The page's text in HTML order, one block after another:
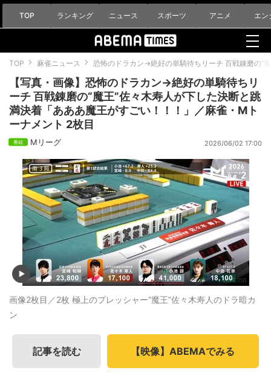
TOP ランキング ニュース スポーツ アニメ エン
TOP 麻雀ニュース 恐怖のドラカン→絶好の単騎待ちリーチ 百戦錬磨の“
【写真・画像】恐怖のドラカン→絶好の単騎待ちリ
ーチ 百戦錬磨の“魔王”佐々木寿人が下した決断と跳
満決着「あああ魔王がすごい！！！」／麻雀・Mト
ーナメント 2枚目
Mリーグ 2026/06/02 17:00
画像2枚目／2枚 極上のプレッシャー“魔王”佐々木寿人のドラ暗カ
ン
記事を読む 【映像】ABEMAでみる